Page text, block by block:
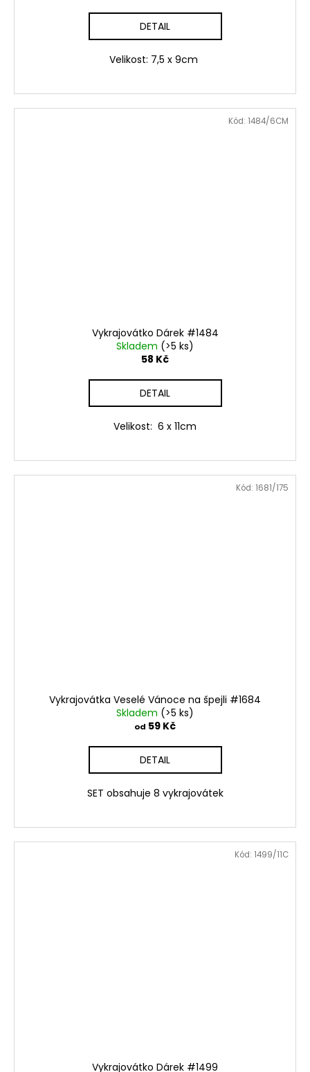
DETAIL
Velikost: 7,5 x 9cm
Vykrajovátko Dárek #1484
Skladem (>5 ks)
58 Kč
DETAIL
Velikost: 6 x 11cm
Kód: 1484/6CM
Vykrajovátka Veselé Vánoce na špejli #1684
Skladem (>5 ks)
od 59 Kč
DETAIL
SET obsahuje 8 vykrajovátek
Kód: 1681/175
Vykrajovátko Dárek #1499
Kód: 1499/11C